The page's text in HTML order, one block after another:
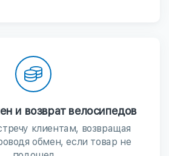
и возврат велосипедов
клиентам, возвращая
обмен, если товар не